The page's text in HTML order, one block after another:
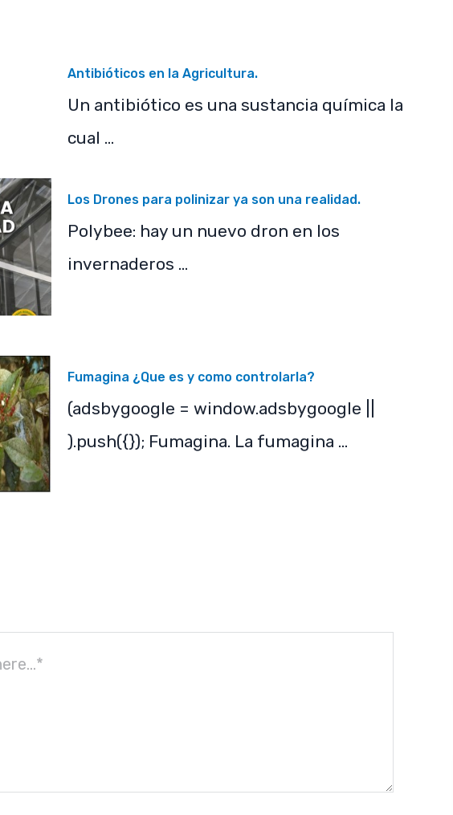
Antibióticos en la Agricultura.
Un antibiótico es una sustancia química la
cual …
Los Drones para polinizar ya son una realidad.
Polybee: hay un nuevo dron en los
invernaderos …
Fumagina ¿Que es y como controlarla?
(adsbygoogle = window.adsbygoogle ||
).push({}); Fumagina. La fumagina …